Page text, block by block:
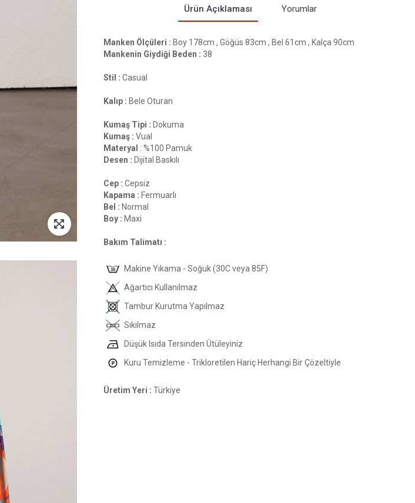
Ürün Açıklaması Yorumlar
Manken Ölçüleri : Boy 178cm , Göğüs 83cm , Bel 61cm , Kalça 90cm
Mankenin Giydiği Beden : 38
Stil : Casual
Kalıp : Bele Oturan
Kumaş Tipi : Dokuma
Kumaş : Vual
Materyal : %100 Pamuk
Desen : Dijital Baskılı
Cep : Cepsiz
Kapama : Fermuarlı
Bel : Normal
Boy : Maxi
Bakım Talimatı :
Makine Yıkama - Soğuk (30C veya 85F)
Ağartıcı Kullanılmaz
Tambur Kurutma Yapılmaz
Sıkılmaz
Düşük Isıda Tersinden Ütüleyiniz
Kuru Temizleme - Trikloretilen Hariç Herhangi Bir Çözeltiyle
Üretim Yeri : Türkiye